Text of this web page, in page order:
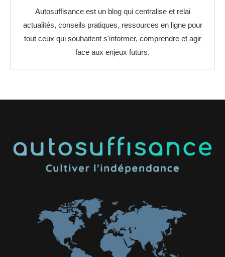
Autosuffisance est un blog qui centralise et relai
actualités, conseils pratiques, ressources en ligne pour
tout ceux qui souhaitent s'informer, comprendre et agir
face aux enjeux futurs.